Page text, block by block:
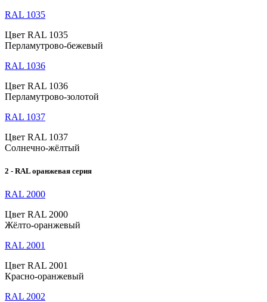
RAL 1035
Цвет RAL 1035
Перламутрово-бежевый
RAL 1036
Цвет RAL 1036
Перламутрово-золотой
RAL 1037
Цвет RAL 1037
Солнечно-жёлтый
2 - RAL оранжевая серия
RAL 2000
Цвет RAL 2000
Жёлто-оранжевый
RAL 2001
Цвет RAL 2001
Красно-оранжевый
RAL 2002